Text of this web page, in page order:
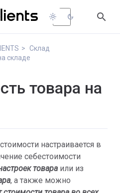
light_mode dark_mode 
Склад
складе
товара на
настраивается в
себестоимости
товара или из
, а также можно